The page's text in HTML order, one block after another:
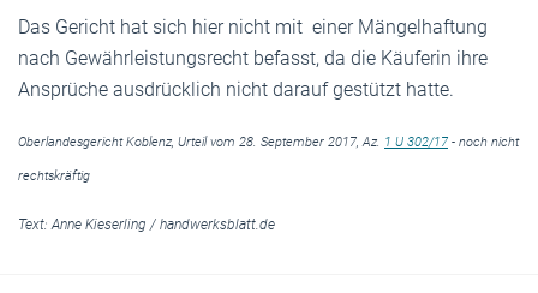
Das Gericht hat sich hier nicht mit einer Mängelhaftung
nach Gewährleistungsrecht befasst, da die Käuferin ihre
Ansprüche ausdrücklich nicht darauf gestützt hatte.
Oberlandesgericht Koblenz, Urteil vom 28. September 2017, Az. 1 U 302/17 - noch nicht
rechtskräftig
Text: Anne Kieserling / handwerksblatt.de